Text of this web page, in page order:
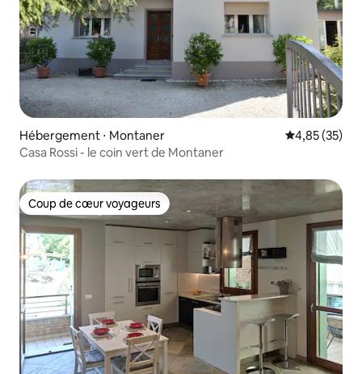
Hébergement ⋅ Montaner Évaluation
4,85 (35)
Casa Rossi - le coin vert de Montaner
Coup de cœur voyageurs
Coup de cœur voyageurs